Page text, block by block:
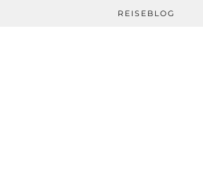
REISEBLOG